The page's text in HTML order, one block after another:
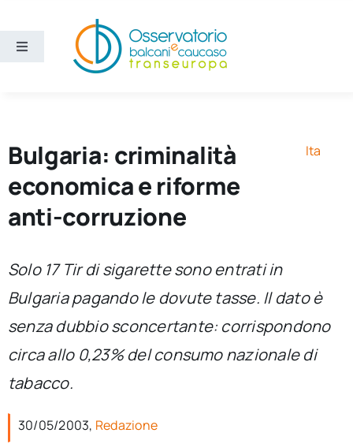
contenuto
Toggle
Ricerca e divulgazione
Chi siamo
per:
Bulgaria: criminalità
economica e riforme
anti-corruzione
Ita
Solo 17 Tir di sigarette sono entrati in
Bulgaria pagando le dovute tasse. Il dato è
senza dubbio sconcertante: corrispondono
circa allo 0,23% del consumo nazionale di
tabacco.
30/05/2003, Redazione